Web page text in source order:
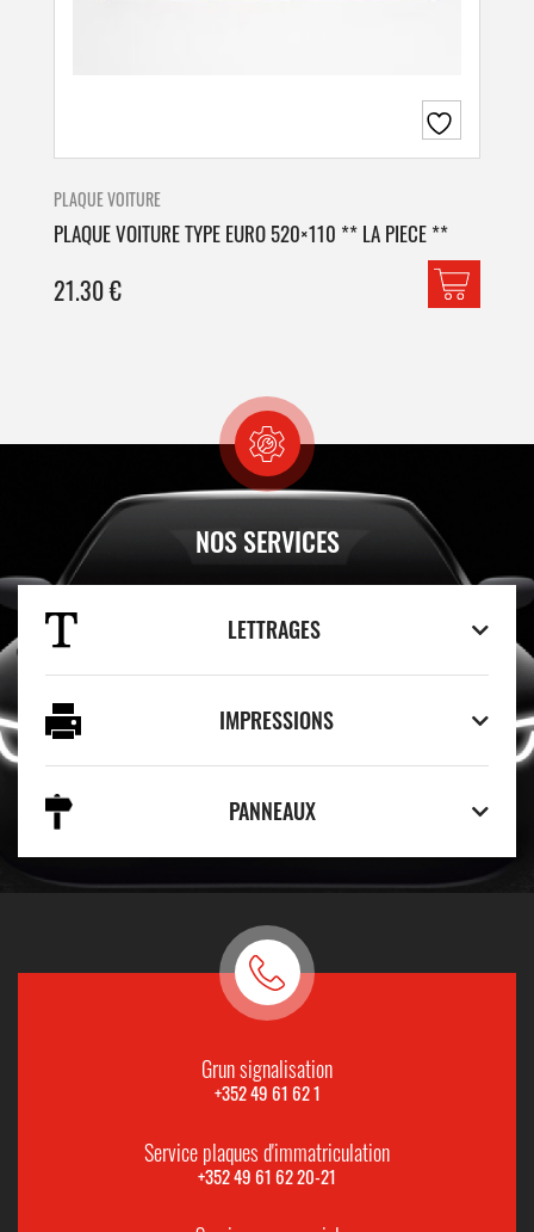
PLAQUE VOITURE
PLAQUE VOITURE TYPE EURO 520×110 ** LA PIECE **
21.30€
NOS SERVICES
LETTRAGES
IMPRESSIONS
PANNEAUX
Grun signalisation
+352 49 61 62 1
Service plaques d'immatriculation
+352 49 61 62 20-21